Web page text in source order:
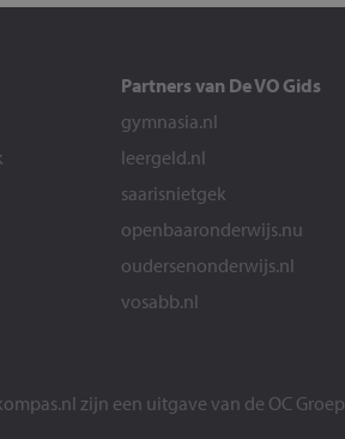
Partners van De VO Gids
gymnasia.nl
leergeld.nl
saarisnietgek
openbaaronderwijs.nu
oudersenonderwijs.nl
vosabb.nl
zijn een uitgave van de OC Groep